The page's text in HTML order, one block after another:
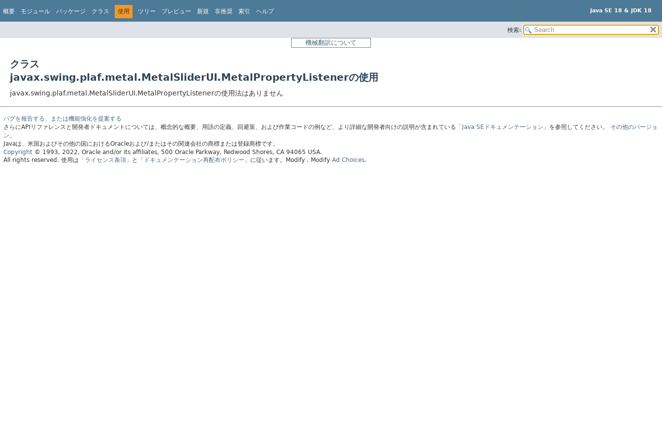
Java SE 18 & JDK 18
概要 モジュール パッケージ クラス 使用 ツリー プレビュー 新規 非推奨 索引 ヘルプ
検索:
機械翻訳について
クラス
javax.swing.plaf.metal.MetalSliderUI.MetalPropertyListenerの使用
javax.swing.plaf.metal.MetalSliderUI.MetalPropertyListenerの使用法はありません
バグを報告する、または機能強化を提案する
さらにAPIリファレンスと開発者ドキュメントについては、概念的な概要、用語の定義、回避策、および作業コードの例など、より詳細な開発者向けの説明が含まれている 「Java SEドキュメンテーション」 を参照してください。
その他のバージョ
ン。
Javaは、米国およびその他の国におけるOracleおよび/またはその関連会社の商標または登録商標です。
Copyright © 1993, 2022, Oracle and/or its affiliates, 500 Oracle Parkway, Redwood Shores, CA 94065 USA.
All rights reserved. 使用は 「ライセンス条項」 と 「ドキュメンテーション再配布ポリシー」 に従います。 Modify . Modify Ad Choices.